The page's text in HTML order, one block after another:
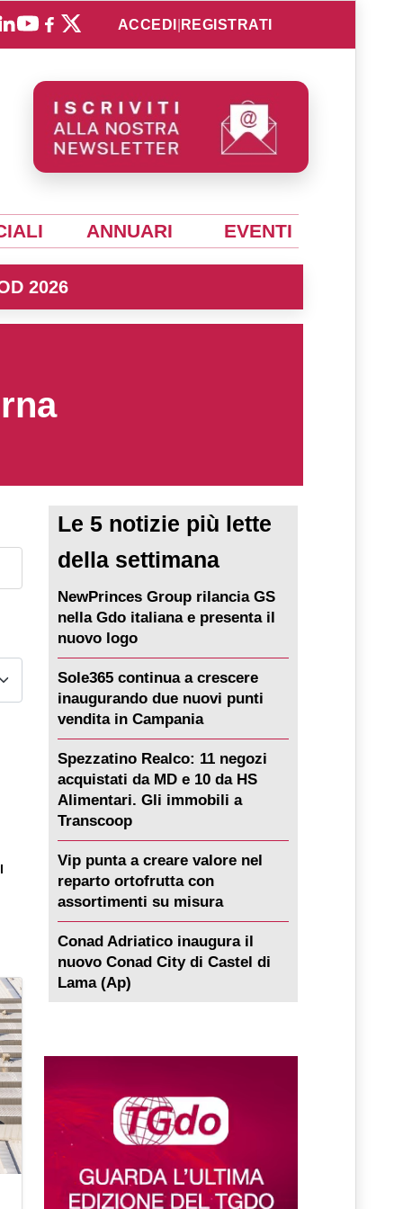
ACCEDI REGISTRATI
ANNUARI EVENTI
2026
Le 5 notizie più lette
della settimana
NewPrinces Group rilancia GS
nella Gdo italiana e presenta il
nuovo logo
Sole365 continua a crescere
inaugurando due nuovi punti
vendita in Campania
Spezzatino Realco: 11 negozi
acquistati da MD e 10 da HS
Alimentari. Gli immobili a
Transcoop
Vip punta a creare valore nel
reparto ortofrutta con
assortimenti su misura
Conad Adriatico inaugura il
nuovo Conad City di Castel di
Lama (Ap)